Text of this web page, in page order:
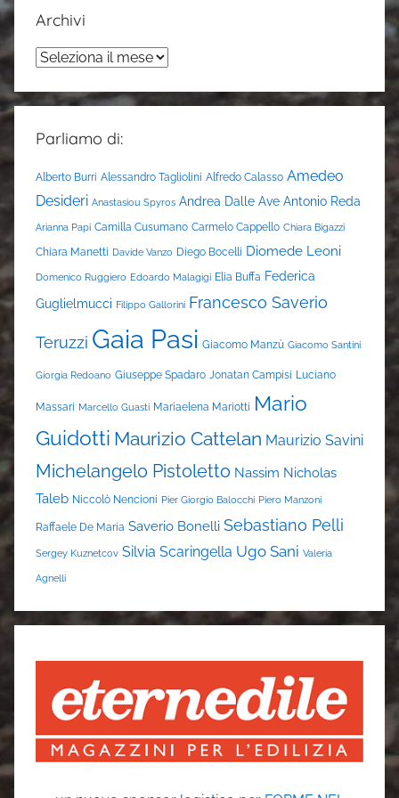
Archivi
Archivi
Parliamo di:
Alberto Burri Alessandro Tagliolini Alfredo Calasso Amedeo
Desideri Anastasiou Spyros Andrea Dalle Ave Antonio Reda
Arianna Papi Camilla Cusumano Carmelo Cappello Chiara Bigazzi
Chiara Manetti Davide Vanzo Diego Bocelli Diomede Leoni
Domenico Ruggiero Edoardo Malagigi Elia Buffa Federica
Guglielmucci Filippo Gallorini Francesco Saverio
Teruzzi Gaia Pasi Giacomo Manzù Giacomo Santini
Giorgia Redoano Giuseppe Spadaro Jonatan Campisi Luciano
Massari Marcello Guasti Mariaelena Mariotti Mario
Guidotti Maurizio Cattelan Maurizio Savini
Michelangelo Pistoletto Nassim Nicholas
Taleb Niccolò Nencioni Pier Giorgio Balocchi Piero Manzoni
Raffaele De Maria Saverio Bonelli Sebastiano Pelli
Sergey Kuznetcov Silvia Scaringella Ugo Sani Valeria
Agnelli